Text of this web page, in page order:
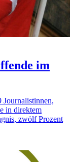
im
Journalistinnen,
in direktem
zwölf Prozent